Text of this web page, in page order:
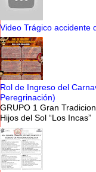
Video Trágico accidente
Rol de Ingreso del
Peregrinación)
GRUPO 1 Gran
Hijos del Sol